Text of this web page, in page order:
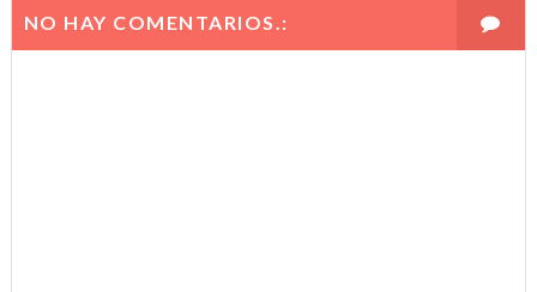
NO HAY COMENTARIOS.: